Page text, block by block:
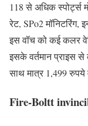
118 से अधिक स्पोर्ट्स
रेट, SPo2 मॉनिटरिंग,
इस वॉच को कई कलर
इसके वर्तमान प्राइस
साथ मात्र 1,499 रुपये
Fire-Boltt